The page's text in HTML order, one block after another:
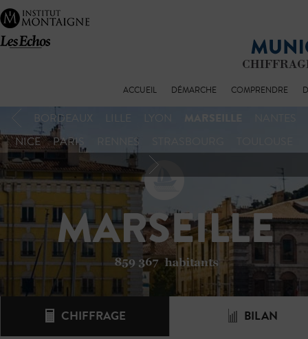
ACCUEIL DÉMARCHE COMPRENDRE
BORDEAUX LILLE
NICE
PARIS RENNES
CHIFFRAGE BILAN